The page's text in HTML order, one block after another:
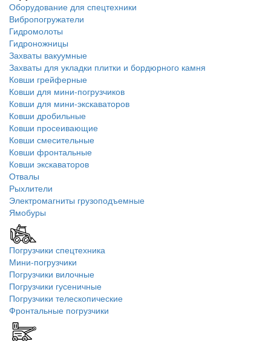
Оборудование для спецтехники
Вибропогружатели
Гидромолоты
Гидроножницы
Захваты вакуумные
Захваты для укладки плитки и бордюрного камня
Ковши грейферные
Ковши для мини-погрузчиков
Ковши для мини-экскаваторов
Ковши дробильные
Ковши просеивающие
Ковши смесительные
Ковши фронтальные
Ковши экскаваторов
Отвалы
Рыхлители
Электромагниты грузоподъемные
Ямобуры
Погрузчики спецтехника
Мини-погрузчики
Погрузчики вилочные
Погрузчики гусеничные
Погрузчики телескопические
Фронтальные погрузчики